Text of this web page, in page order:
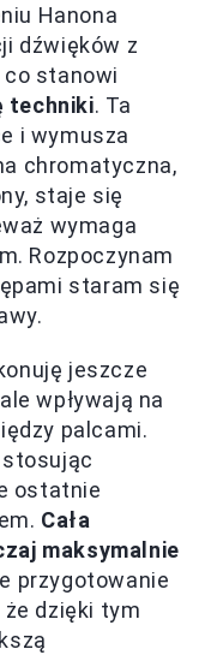
Hanona
dźwięków z
co stanowi
techniki. Ta
i wymusza
chromatyczna,
staje się
wymaga
Rozpoczynam
staram się
jeszcze
wpływają na
palcami.
stosując
ostatnie
Cała
maksymalnie
przygotowanie
że dzięki tym